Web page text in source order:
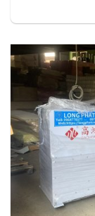
mắn mà còn